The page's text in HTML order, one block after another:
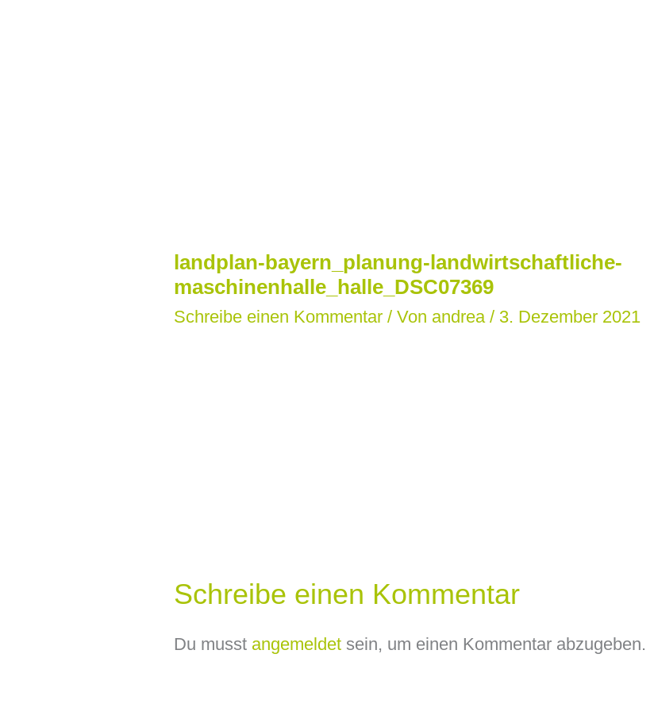
landplan-bayern_planung-landwirtschaftliche-
maschinenhalle_halle_DSC07369
Schreibe einen Kommentar / Von andrea / 3. Dezember 2021
Schreibe einen Kommentar
Du musst angemeldetsein, um einen Kommentar abzugeben.